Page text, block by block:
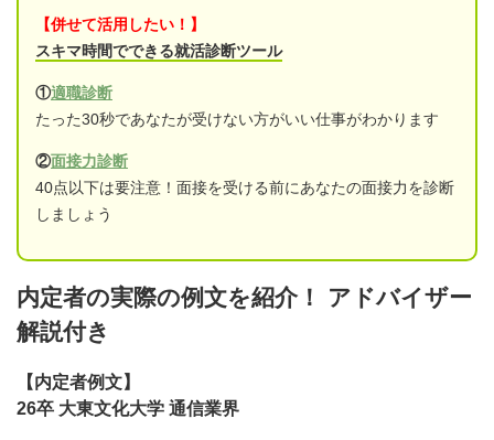
【併せて活用したい！】
スキマ時間でできる就活診断ツール
①適職診断
たった30秒であなたが受けない方がいい仕事がわかります
②面接力診断
40点以下は要注意！面接を受ける前にあなたの面接力を診断
しましょう
内定者の実際の例文を紹介！ アドバイザー
解説付き
【内定者例文】
26卒 大東文化大学 通信業界